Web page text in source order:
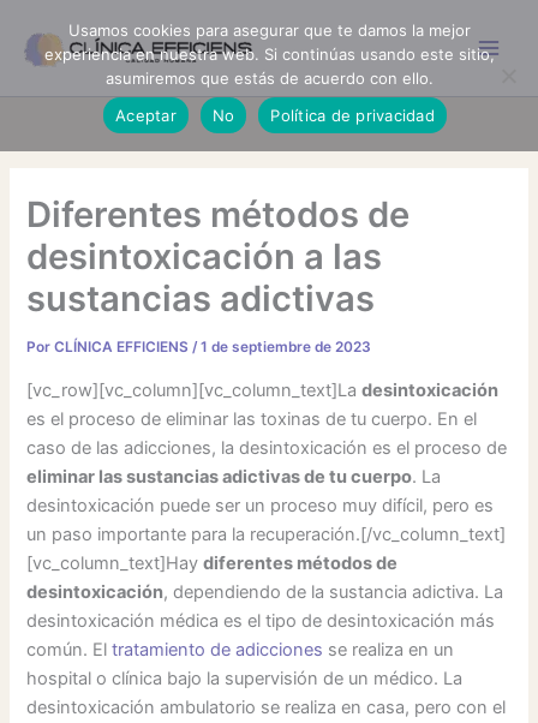
contenido
Diferentes métodos de
desintoxicación a las
sustancias adictivas
PorCLÍNICA EFFICIENS/1 de septiembre de 2023
[vc_row][vc_column][vc_column_text]Ladesintoxicación
es el proceso de eliminar las toxinas de tu cuerpo. En el
caso de las adicciones, la desintoxicación es el proceso de
eliminar las sustancias adictivas de tu cuerpo. La
desintoxicación puede ser un proceso muy difícil, pero es
un paso importante para la recuperación.[/vc_column_text]
[vc_column_text]Haydiferentes métodos de
desintoxicación, dependiendo de la sustancia adictiva. La
desintoxicación médica es el tipo de desintoxicación más
común. Eltratamiento de adicciones se realiza en un
hospital o clínica bajo la supervisión de un médico. La
desintoxicación ambulatorio se realiza en casa, pero con el
Usamos cookies para asegurar que te damos la mejor
experiencia en nuestra web. Si continúas usando este sitio,
asumiremos que estás de acuerdo con ello.
Aceptar
No Política de privacidad